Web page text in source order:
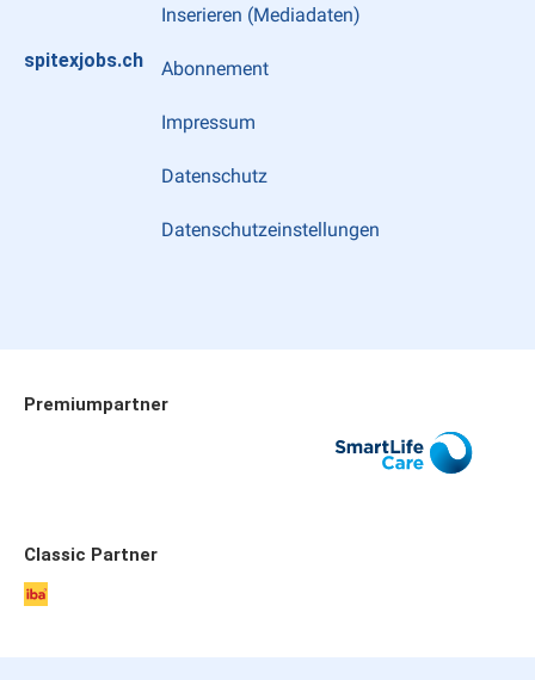
spitexjobs.ch
Inserieren (Mediadaten)
Abonnement
Impressum
Datenschutz
Datenschutzeinstellungen
Premiumpartner
Publicare
Classic Partner